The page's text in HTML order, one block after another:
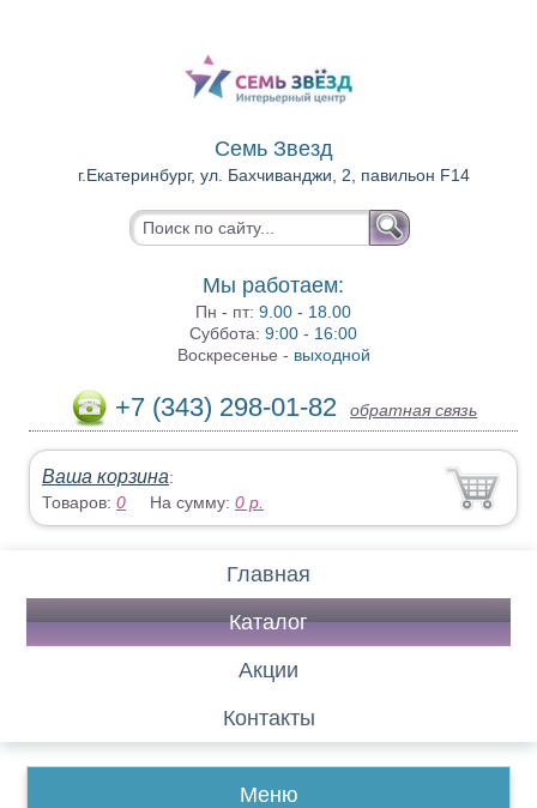
Семь Звезд
г.Екатеринбург, ул. Бахчиванджи, 2, павильон F14
Мы работаем:
Пн - пт:9.00 - 18.00
Суббота:9:00 - 16:00
Воскресенье - выходной
+7 (343) 298-01-82 обратная связь
Ваша корзина:
Товаров:0 На сумму:0 р.
Главная
Каталог
Акции
Контакты
Меню